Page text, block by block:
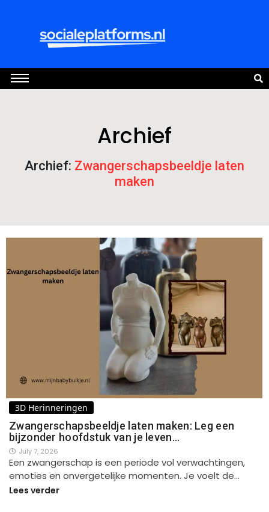
Archief
Archief: Zwangerschapsbeeldje laten
maken
3D Herinneringen
Zwangerschapsbeeldje laten maken: Leg een
bijzonder hoofdstuk van je leven…
July 7, 2026
Een zwangerschap is een periode vol verwachtingen,
emoties en onvergetelijke momenten. Je voelt de…
Lees verder